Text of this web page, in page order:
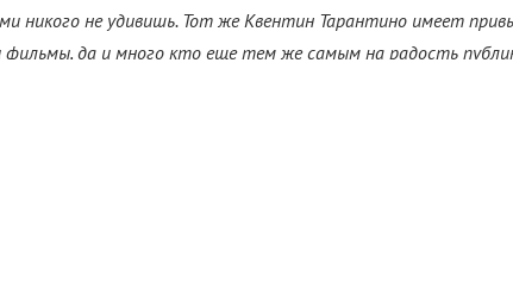
никого не удивишь. Тот же Квентин Тарантино имеет
фильмы, да и много кто еще тем же самым на радость